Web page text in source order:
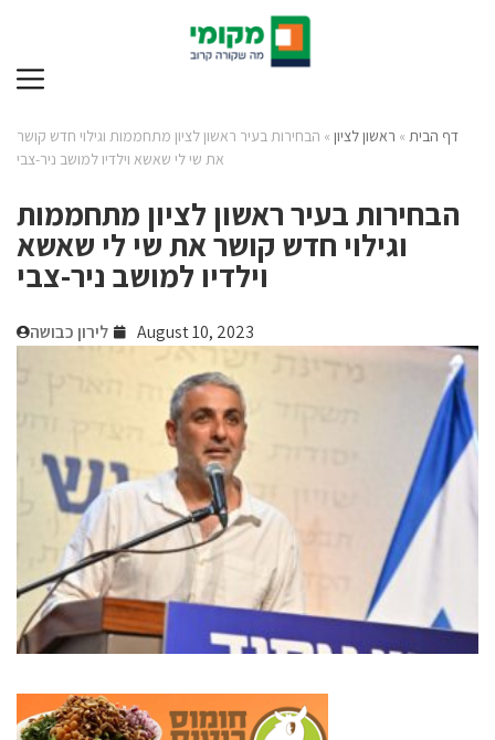
דף הבית » ראשון לציון » הבחירות בעיר ראשון לציון מתחממות וגילוי חדש קושר
את שי לי שאשא וילדיו למושב ניר-צבי
הבחירות בעיר ראשון לציון מתחממות
וגילוי חדש קושר את שי לי שאשא
וילדיו למושב ניר-צבי
לירון כבושה August 10, 2023